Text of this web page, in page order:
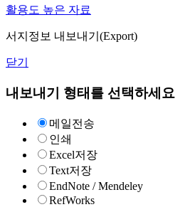
활용도 높은 자료
서지정보 내보내기(Export)
닫기
내보내기 형태를 선택하세요
메일전송
인쇄
Excel저장
Text저장
EndNote / Mendeley
RefWorks